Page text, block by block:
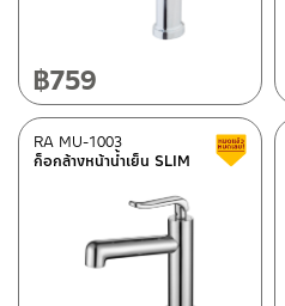
฿759
ก็อกล้างหน้าน้ำเย็น SLIM
RA MU-1003